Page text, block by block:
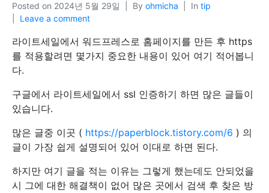
Posted on 2024년 5월 29일 By ohmicha In tip
Leave a comment
라이트세일에서 워드프레스로 홈페이지를 만든 후 https
를 적용할려면 몇가지 중요한 내용이 있어 여기 적어봅니
다.
구글에서 라이트세일에서 ssl 인증하기 하면 많은 글들이
있습니다.
많은 글중 이곳 ( https://paperblock.tistory.com/6 ) 의
글이 가장 쉽게 설명되어 있어 이대로 하면 된다.
하지만 여기 글을 적는 이유는 그렇게 했는데도 안되었을
시 그에 대한 해결책이 없어 많은 곳에서 검색 후 찾은 방